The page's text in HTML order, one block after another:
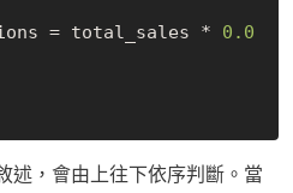
= total_sales * 0.0
述，會由上往下依序判斷。當